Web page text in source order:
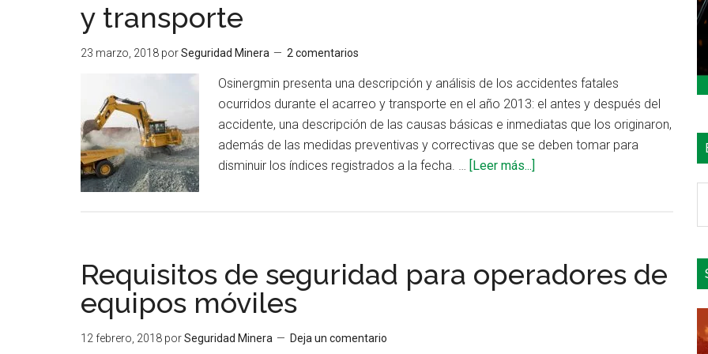
y transporte
23 marzo, 2018 porSeguridad Minera 2 comentarios
Osinergmin presenta una descripción y análisis de los accidentes fatales
ocurridos durante el acarreo y transporte en el año 2013: el antes y después del
accidente, una descripción de las causas básicas e inmediatas que los originaron,
además de las medidas preventivas y correctivas que se deben tomar para
disminuir los índices registrados a la fecha. … [Leer más...]
accidente
durante
Requisitos de seguridad para operadores de
equipos móviles
12 febrero, 2018 porSeguridad Minera Deja un comentario